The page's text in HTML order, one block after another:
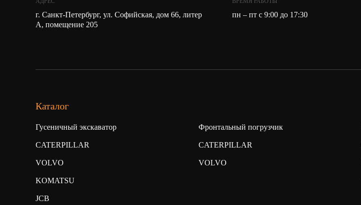
г. Санкт-Петербург, ул. Софийская, дом 66, литер
А, помещение 205
пн – пт с 9:00 до 17:30
Каталог
Гусеничный экскаватор
CATERPILLAR
VOLVO
KOMATSU
JCB
Фронтальный погрузчик
CATERPILLAR
VOLVO